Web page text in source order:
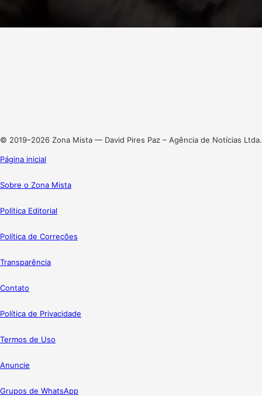
© 2019–2026 Zona Mista — David Pires Paz – Agência de Notícias Ltda.
Página inicial
Sobre o Zona Mista
Política Editorial
Política de Correções
Transparência
Contato
Política de Privacidade
Termos de Uso
Anuncie
Grupos de WhatsApp